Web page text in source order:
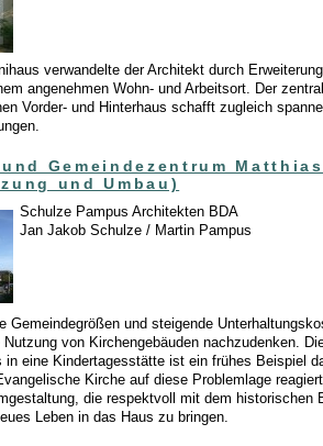
verwandelte der Architekt durch
angenehmen Wohn- und Arbeitsort. Der
Vorder- und Hinterhaus schafft zugleich
Gemeindezentrum
und Umbau)
Schulze Pampus Architekten BDA
Jan Jakob Schulze / Martin Pampus
Gemeindegrößen und steigende
Nutzung von Kirchengebäuden nachzudenken.
in eine Kindertagesstätte ist ein frühes Beispiel
Kirche auf diese Problemlage
die respektvoll mit dem historischen
Leben in das Haus zu bringen.